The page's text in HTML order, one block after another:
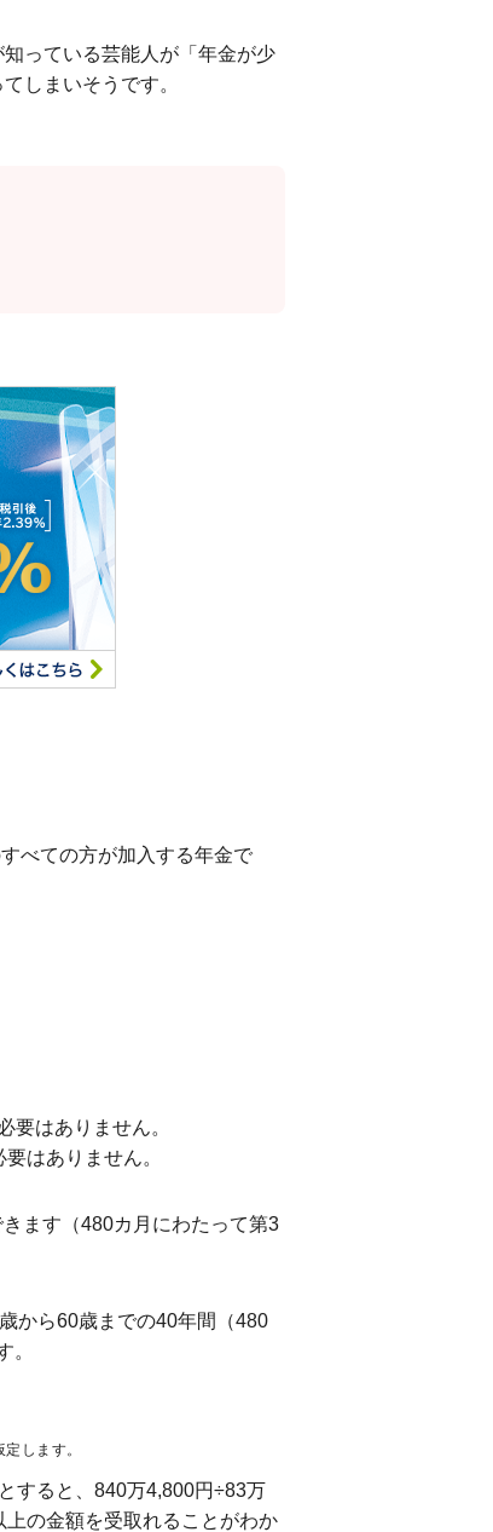
っている芸能人が「年金が少
しまいそうです。
べての方が加入する年金で
要はありません。
はありません。
ます（480カ月にわたって第3
から60歳までの40年間（480
。
します。
すると、840万4,800円÷83万
の金額を受取れることがわか